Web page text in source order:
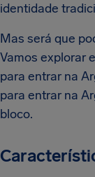
identidade
Mas será que
Vamos explorar
para entrar na
para entrar na
bloco.